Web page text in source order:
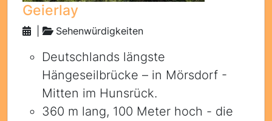
Geierlay
Sehenwürdigkeiten
Deutschlands längste
Hängeseilbrücke – in Mörsdorf -
Mitten im Hunsrück.
360 m lang, 100 Meter hoch - die